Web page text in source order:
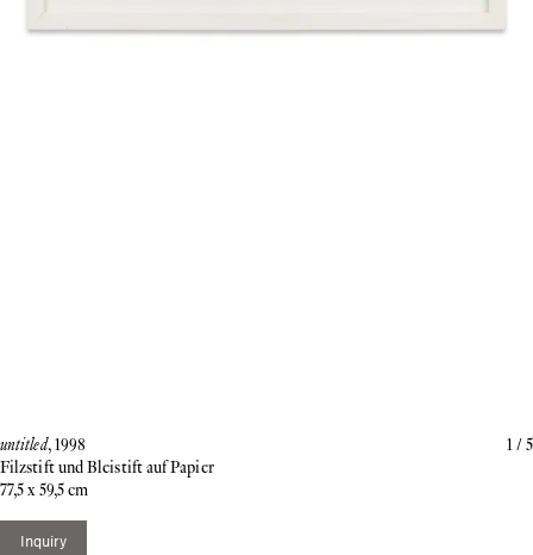
Inquiry
untitled, 1998
Filzstift und Bleistift auf Papier
77,5 x 59,5 cm
1/5